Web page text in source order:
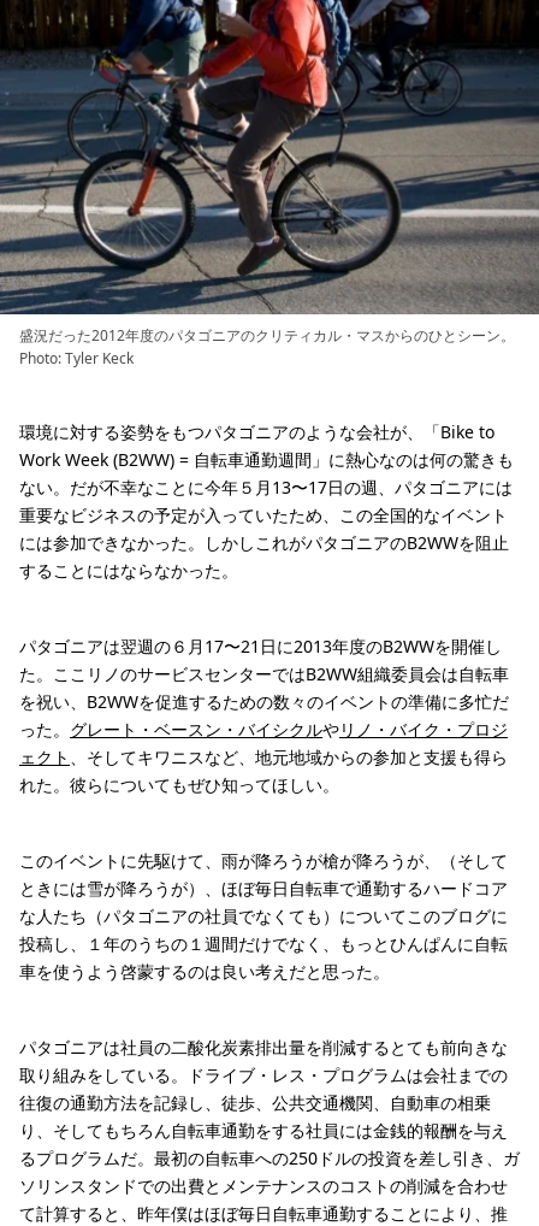
盛況だった2012年度のパタゴニアのクリティカル・マスからのひとシーン。
Photo: Tyler Keck
環境に対する姿勢をもつパタゴニアのような会社が、「Bike to
Work Week (B2WW) = 自転車通勤週間」に熱心なのは何の驚きも
ない。だが不幸なことに今年５月13〜17日の週、パタゴニアには
重要なビジネスの予定が入っていたため、この全国的なイベント
には参加できなかった。しかしこれがパタゴニアのB2WWを阻止
することにはならなかった。
パタゴニアは翌週の６月17〜21日に2013年度のB2WWを開催し
た。ここリノのサービスセンターではB2WW組織委員会は自転車
を祝い、B2WWを促進するための数々のイベントの準備に多忙だ
った。 グレート・ベースン・バイシクルやリノ・バイク・プロジ
ェクト 、そしてキワニスなど、地元地域からの参加と支援も得ら
れた。彼らについてもぜひ知ってほしい。
このイベントに先駆けて、雨が降ろうが槍が降ろうが、（そして
ときには雪が降ろうが）、ほぼ毎日自転車で通勤するハードコア
な人たち（パタゴニアの社員でなくても）についてこのブログに
投稿し、１年のうちの１週間だけでなく、もっとひんぱんに自転
車を使うよう啓蒙するのは良い考えだと思った。
パタゴニアは社員の二酸化炭素排出量を削減するとても前向きな
取り組みをしている。ドライブ・レス・プログラムは会社までの
往復の通勤方法を記録し、徒歩、公共交通機関、自動車の相乗
り、そしてもちろん自転車通勤をする社員には金銭的報酬を与え
るプログラムだ。最初の自転車への250ドルの投資を差し引き、ガ
ソリンスタンドでの出費とメンテナンスのコストの削減を合わせ
て計算すると、昨年僕はほぼ毎日自転車通勤することにより、推